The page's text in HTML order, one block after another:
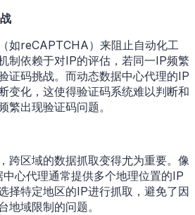
如reCAPTCHA）来阻止自动化工
制依赖于对IP的评估，若同一IP频繁
证码挑战。而动态数据中心代理的IP
变化，这使得验证码系统难以判断和
繁出现验证码问题。
跨区域的数据抓取变得尤为重要。像
心代理通常提供多个地理位置的IP
择特定地区的IP进行抓取，避免了因
地域限制的问题。